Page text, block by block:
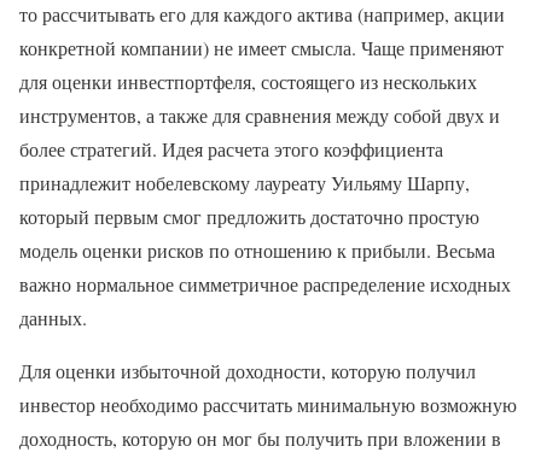
то рассчитывать его для каждого актива (например, акции
конкретной компании) не имеет смысла. Чаще применяют
для оценки инвестпортфеля, состоящего из нескольких
инструментов, а также для сравнения между собой двух и
более стратегий. Идея расчета этого коэффициента
принадлежит нобелевскому лауреату Уильяму Шарпу,
который первым смог предложить достаточно простую
модель оценки рисков по отношению к прибыли. Весьма
важно нормальное симметричное распределение исходных
данных.
Для оценки избыточной доходности, которую получил
инвестор необходимо рассчитать минимальную возможную
доходность, которую он мог бы получить при вложении в